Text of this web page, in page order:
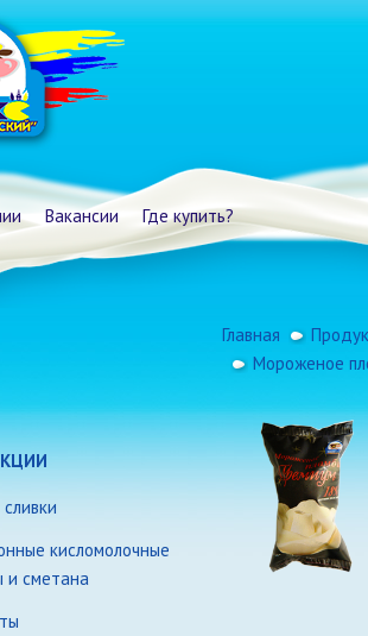
Вакансии Где купить?
кисломолочные
и сметана
Главная
Мороженое